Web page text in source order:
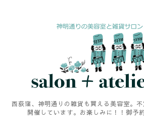
西荻窪、神明通りの雑貨も買える美容室。
開催しています。お楽しみに！！御